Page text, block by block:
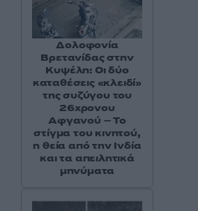
Δολοφονία
Βρετανίδας στην
Κυψέλη: Οι δύο
καταθέσεις «κλειδί»
της συζύγου του
26χρονου
Αφγανού – Το
στίγμα του κινητού,
η θεία από την Ινδία
και τα απειλητικά
μηνύματα